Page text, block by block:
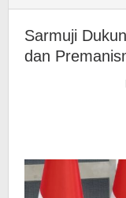
Sarmuji
dan